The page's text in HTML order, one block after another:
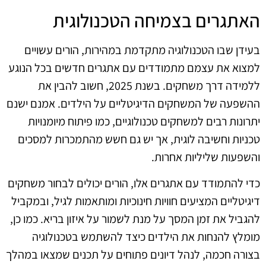
האתגרים בצמיחה הטכנולוגית
בעידן שבו הטכנולוגיה מתקדמת במהירות, הורים עשויים
למצוא את עצמם מתמודדים עם אתגרים חדשים בכל הנוגע
ללמידה דרך משחקים. בשנת 2025, חשוב להבין את
ההשפעה של המשחקים הדיגיטליים על הילדים. אמנם ישנם
יתרונות רבים למשחקים טכנולוגיים, כמו פיתוח מיומנויות
טכניות וחשיבה לוגית, אך יש גם חשש מהתמכרות למסכים
והשפעות שליליות אחרות.
כדי להתמודד עם אתגרים אלו, הורים יכולים לבחור משחקים
דיגיטליים המציעים חוויות חינוכיות ומותאמות לגיל, ובמקביל
להגביל את זמן המסך על מנת לשמור על איזון בריא. כמו כן,
מומלץ להנחות את הילדים כיצד להשתמש בטכנולוגיה
בצורה חכמה, לנהל דיונים פתוחים על תכנים שמצאו במהלך